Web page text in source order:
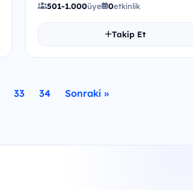
501-1.000üye 0etkinlik
Takip Et
33 34 Sonraki »